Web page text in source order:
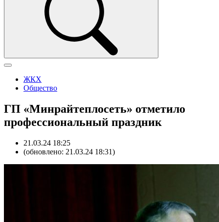
ЖКХ
Общество
ГП «Минрайтеплосеть» отметило
профессиональный праздник
21.03.24 18:25
(обновлено: 21.03.24 18:31)